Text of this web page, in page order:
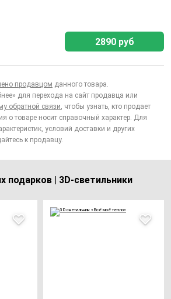
2890 руб
продавцом данного товара.
для перехода на сайт продавца или
обратной связи, чтобы узнать, кто продает
о товаре носит справочный характер. Для
условий доставки и других
к продавцу.
подарков | 3D-светильники